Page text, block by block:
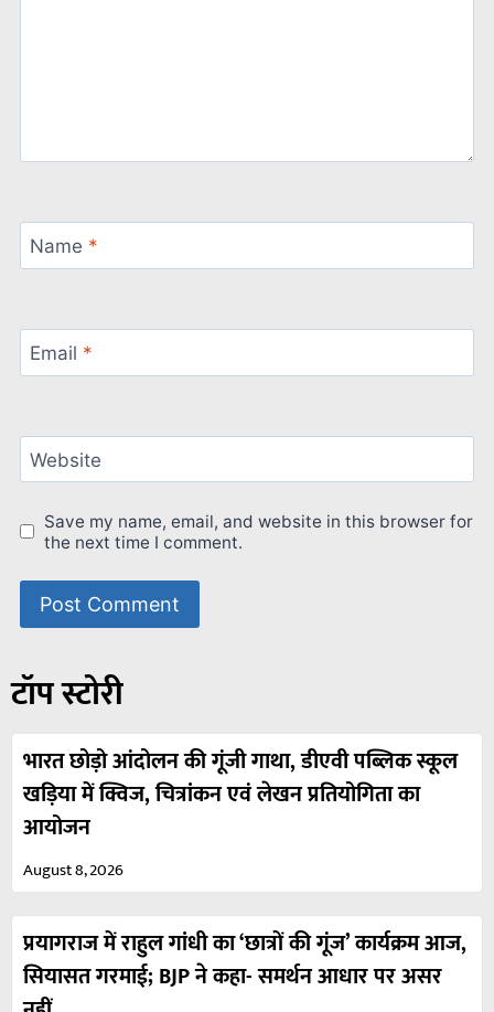
Name *
Email *
Website
Save my name, email, and website in this browser for
the next time I comment.
टॉप स्टोरी
भारत छोड़ो आंदोलन की गूंजी गाथा, डीएवी पब्लिक स्कूल
खड़िया में क्विज, चित्रांकन एवं लेखन प्रतियोगिता का
आयोजन
August 8, 2026
प्रयागराज में राहुल गांधी का ‘छात्रों की गूंज’ कार्यक्रम आज,
सियासत गरमाई; BJP ने कहा- समर्थन आधार पर असर